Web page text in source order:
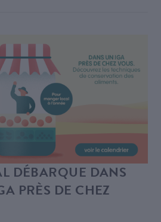
DÉBARQUE DANS
PRÈS DE CHEZ